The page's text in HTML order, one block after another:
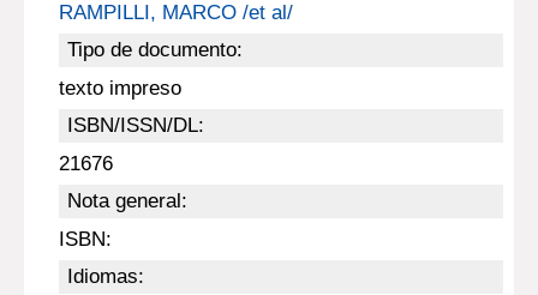
RAMPILLI, MARCO /et al/
Tipo de documento:
texto impreso
ISBN/ISSN/DL:
21676
Nota general:
ISBN:
Idiomas: